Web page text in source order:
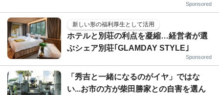
Sponsored
新しい形の福利厚生として活用
ホテルと別荘の利点を凝縮…経営者が選
ぶシェア別荘｢GLAMDAY STYLE｣
Sponsored
「秀吉と一緒になるのがイヤ」ではな
い...お市の方が柴田勝家との自害を選ん